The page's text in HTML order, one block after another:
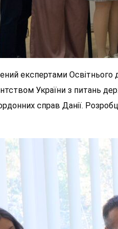
експертами Освітнього
України з питань
справ Данії.